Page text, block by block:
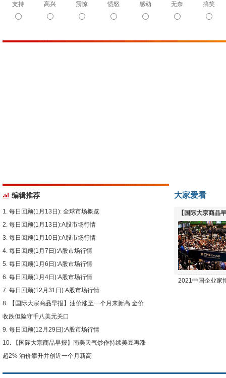
支持 高兴 震惊 愤怒 感动 无奈 搞笑
编辑推荐
每日回顾(1月13日): 全球市场概览
每日回顾(1月13日):A股市场行情
每日回顾(1月10日):A股市场行情
每日回顾(1月7日):A股市场行情
每日回顾(1月6日):A股市场行情
每日回顾(1月4日):A股市场行情
每日回顾(12月31日):A股市场行情
【国际大宗商品早报】油价涨至一个月来新高 金价
收跌但险守千八美元关口
每日回顾(12月29日):A股市场行情
【国际大宗商品早报】南美天气炒作持续美豆再涨
超2% 油价攀升并创近一个月新高
大家爱看
【国际大宗商品
下跌
2021中国企业家